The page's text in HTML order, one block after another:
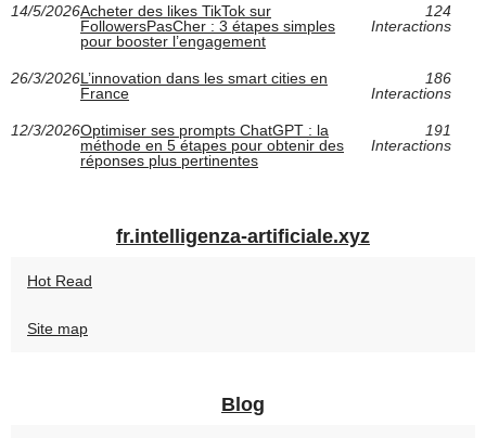
14/5/2026Acheter des likes TikTok sur
FollowersPasCher : 3 étapes simples
pour booster l’engagement
124
Interactions
26/3/2026L’innovation dans les smart cities en
France
186
Interactions
12/3/2026Optimiser ses prompts ChatGPT : la
méthode en 5 étapes pour obtenir des
réponses plus pertinentes
191
Interactions
fr.intelligenza-artificiale.xyz
Hot Read
Site map
Blog